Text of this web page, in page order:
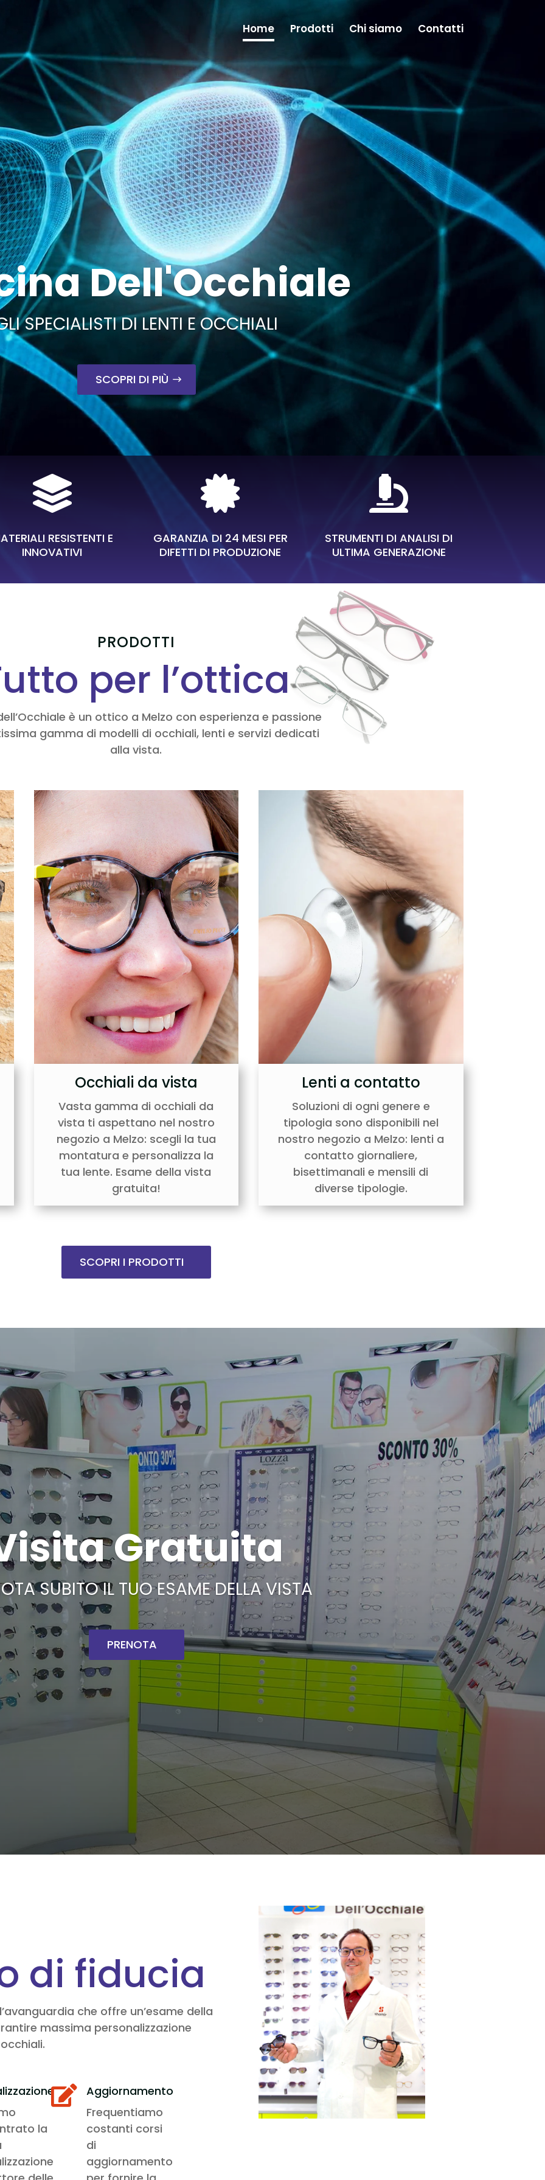
Home Prodotti Chi siamo Contatti
Dell'Occhiale
SPECIALISTI DI LENTI E OCCHIALI
SCOPRI DI PIÙ

RESISTENTI E
INNOVATIVI

GARANZIA DI 24 MESI PER
DIFETTI DI PRODUZIONE

STRUMENTI DI ANALISI DI
ULTIMA GENERAZIONE
PRODOTTI
per l’ottica
è un ottico a Melzo con esperienza e passione
gamma di modelli di occhiali, lenti e servizi dedicati
alla vista.
Occhiali da vista
Vasta gamma di occhiali da
vista ti aspettano nel nostro
negozio a Melzo: scegli la tua
montatura e personalizza la
tua lente. Esame della vista
gratuita!
Lenti a contatto
Soluzioni di ogni genere e
tipologia sono disponibili nel
nostro negozio a Melzo: lenti a
contatto giornaliere,
bisettimanali e mensili di
diverse tipologie.
SCOPRI I PRODOTTI
Gratuita
SUBITO IL TUO ESAME DELLA VISTA
PRENOTA
di fiducia
che offre un’esame della
massima personalizzazione
la

Aggiornamento
Frequentiamo
costanti corsi
di
aggiornamento